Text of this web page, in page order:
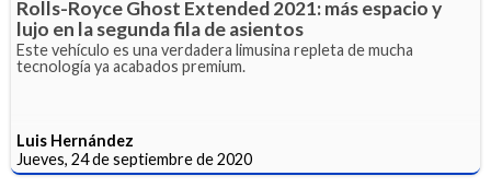
Rolls-Royce Ghost Extended 2021: más espacio y
lujo en la segunda fila de asientos
Este vehículo es una verdadera limusina repleta de mucha
tecnología ya acabados premium.
Luis Hernández
Jueves, 24 de septiembre de 2020